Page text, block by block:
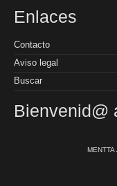
Enlaces
Contacto
Aviso legal
Buscar
Bienvenid@
MENTTA